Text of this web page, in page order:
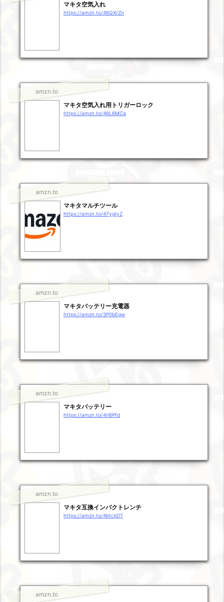
マキタ空気入れ
https://amzn.to/46QXrZn
amzn.to
マキタ空気入れ用トリガーロック
https://amzn.to/46L6MCa
amzn.to
マキタマルチツール
https://amzn.to/47ygIyZ
amzn.to
マキタバッテリー充電器
https://amzn.to/3P0bEgw
amzn.to
マキタバッテリー
https://amzn.to/4rl6Pfd
amzn.to
マキタ互換インパクトレンチ
https://amzn.to/4btckDT
amzn.to